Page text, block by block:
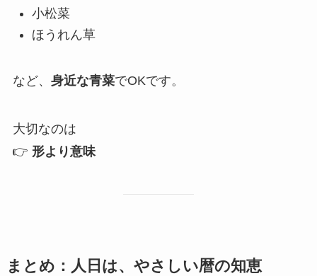
小松菜
ほうれん草
など、 身近な青菜でOKです。
大切なのは
👉 形より意味
まとめ：人日は、やさしい暦の知恵